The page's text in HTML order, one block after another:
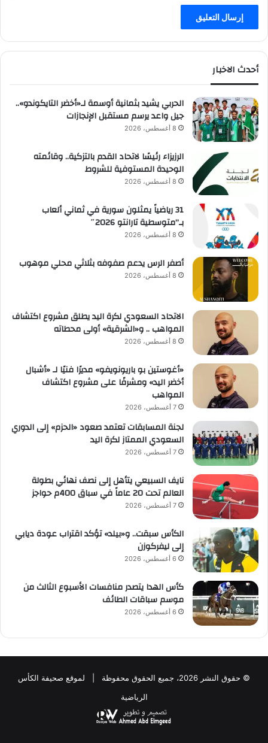
أحدث الاخبار
الحربي يشيد بثمانية أوسمة لـ«أخضر التايكوندو»..
جيل واعد يرسم مستقبل الإنجازات
8 أغسطس، 2026
الرزيزاء رئيسًا لاتحاد القدم بالتزكية.. وقائمته
الوحيدة المستوفية للشروط
8 أغسطس، 2026
31 رياضياً يمثلون سورية في ثماني ألعاب
بـ”متوسطية تارانتو 2026″
8 أغسطس، 2026
أصفر الرس يدعم صفوفه بثلاثي محلي موهوب
8 أغسطس، 2026
الاتحاد السعودي لكرة اليد يطلق مشروع اكتشاف
المواهب .. و«الشرقية» أولى محطاته
8 أغسطس، 2026
«أغوستين بو باريونويفو» مديرًا فنيًا لـ «أشبال
أخضر اليد» ومشرفًا على مشروع اكتشاف
المواهب
7 أغسطس، 2026
لجنة المسابقات تعتمد صعود «الحزم» إلى الدوري
السعودي الممتاز لكرة اليد
7 أغسطس، 2026
نايف السبيعي يتأهل إلى نصف نهائي بطولة
العالم تحت 20 عاماً في سباق 400م حواجز
7 أغسطس، 2026
الكأس سبقت.. و«بيلد» تؤكد اقتراب عودة ديابي
إلى ليفركوزن
6 أغسطس، 2026
كأس الهدا يتصدر منافسات الأسبوع الثالث من
موسم سباقات الطائف
6 أغسطس، 2026
© حقوق النشر 2026، جميع الحقوق محفوظة | لموقع صحيفة الكأس
الرياضية